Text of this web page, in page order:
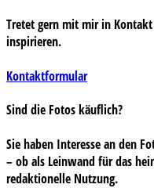
Tretet gern mit mir in
inspirieren.
Kontaktformular
Sind die Fotos käuflich?
Sie haben Interesse an den
– ob als Leinwand für das
redaktionelle Nutzung.